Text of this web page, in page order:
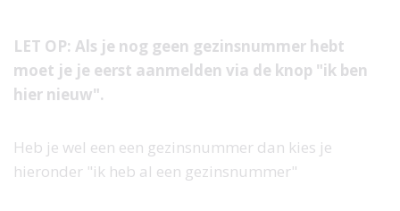
Wie kan er aanvragen?
Over ons
Wie zijn wij?
De Leergeldformule
Doe mee
Contact
LET OP: Als je nog geen gezinsnummer hebt
moet je je eerst aanmelden via de knop "ik ben
hier nieuw".
Heb je wel een een gezinsnummer dan kies je
hieronder "ik heb al een gezinsnummer"